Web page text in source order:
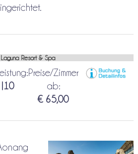
Resort & Spa
Preise/Zimmer
ab:
€ 65,00